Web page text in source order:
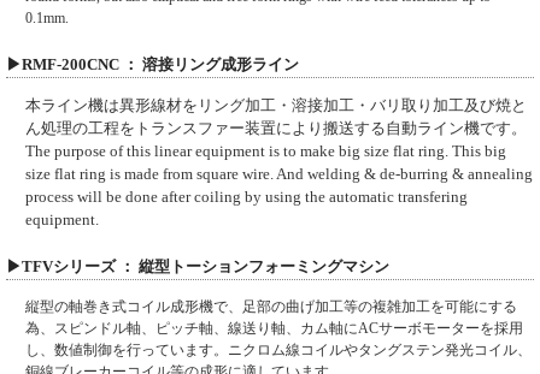
0.1mm.
▶RMF-200CNC ： 溶接リング成形ライン
本ライン機は異形線材をリング加工・溶接加工・バリ取り加工及び焼と
ん処理の工程をトランスファー装置により搬送する自動ライン機です。
The purpose of this linear equipment is to make big size flat ring. This big
size flat ring is made from square wire. And welding & de-burring & annealing
process will be done after coiling by using the automatic transfering
equipment.
▶TFVシリーズ ： 縦型トーションフォーミングマシン
縦型の軸巻き式コイル成形機で、足部の曲げ加工等の複雑加工を可能にする
為、スピンドル軸、ピッチ軸、線送り軸、カム軸にACサーボモーターを採用
し、数値制御を行っています。ニクロム線コイルやタングステン発光コイル、